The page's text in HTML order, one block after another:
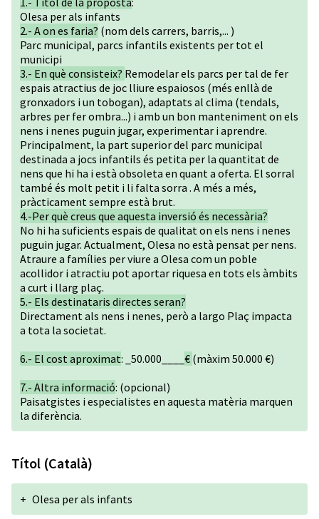
Olesa per als infants
2.- A on es faria? (nom dels carrers, barris,... )
Parc municipal, parcs infantils existents per tot el
municipi
3.- En què consisteix? Remodelar els parcs per tal de fer
espais atractius de joc lliure espaiosos (més enllà de
gronxadors i un tobogan), adaptats al clima (tendals,
arbres per fer ombra...) i amb un bon manteniment on els
nens i nenes puguin jugar, experimentar i aprendre.
Principalment, la part superior del parc municipal
destinada a jocs infantils és petita per la quantitat de
nens que hi ha i està obsoleta en quant a oferta. El sorral
també és molt petit i li falta sorra . A més a més,
pràcticament sempre està brut.
4.-Per què creus que aquesta inversió és necessària?
No hi ha suficients espais de qualitat on els nens i nenes
puguin jugar. Actualment, Olesa no està pensat per nens.
Atraure a famílies per viure a Olesa com un poble
acollidor i atractiu pot aportar riquesa en tots els àmbits
a curt i llarg plaç.
5.- Els destinataris directes seran?
Directament als nens i nenes, però a largo Plaç impacta
a tota la societat.
6.- El cost aproximat: _50.000____ € (màxim 50.000 €)
7.- Altra informació: (opcional)
Paisatgistes i especialistes en aquesta matèria marquen
la diferència.
Títol (Català)
+ Olesa per als infants